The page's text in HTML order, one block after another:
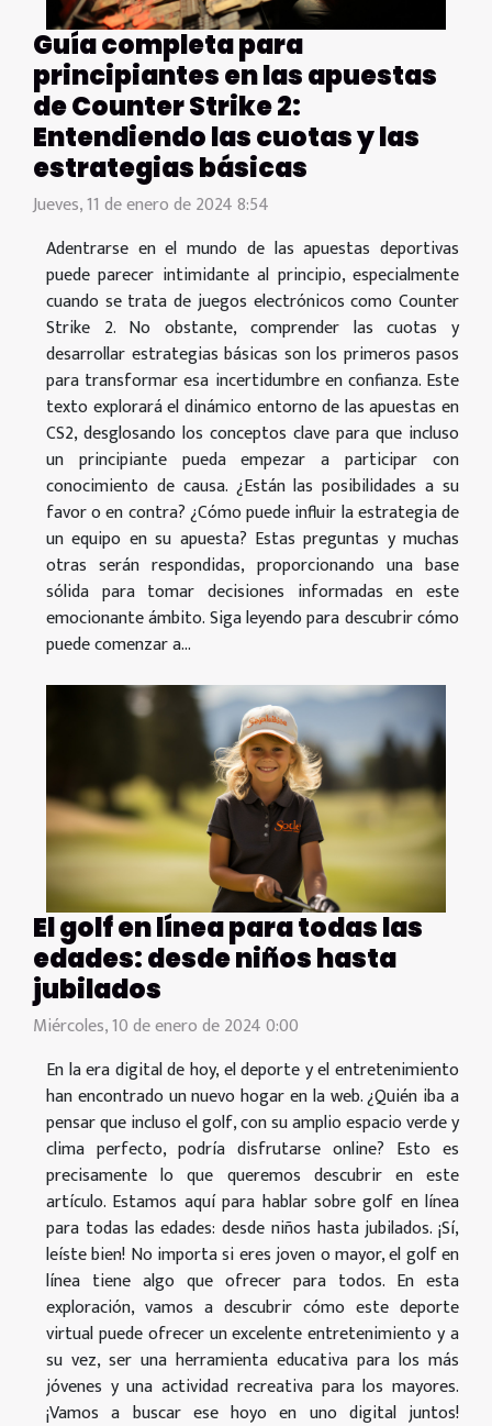
Guía completa para
principiantes en las apuestas
de Counter Strike 2:
Entendiendo las cuotas y las
estrategias básicas
Jueves, 11 de enero de 2024 8:54
Adentrarse en el mundo de las apuestas deportivas
puede parecer intimidante al principio, especialmente
cuando se trata de juegos electrónicos como Counter
Strike 2. No obstante, comprender las cuotas y
desarrollar estrategias básicas son los primeros pasos
para transformar esa incertidumbre en confianza. Este
texto explorará el dinámico entorno de las apuestas en
CS2, desglosando los conceptos clave para que incluso
un principiante pueda empezar a participar con
conocimiento de causa. ¿Están las posibilidades a su
favor o en contra? ¿Cómo puede influir la estrategia de
un equipo en su apuesta? Estas preguntas y muchas
otras serán respondidas, proporcionando una base
sólida para tomar decisiones informadas en este
emocionante ámbito. Siga leyendo para descubrir cómo
puede comenzar a...
El golf en línea para todas las
edades: desde niños hasta
jubilados
Miércoles, 10 de enero de 2024 0:00
En la era digital de hoy, el deporte y el entretenimiento
han encontrado un nuevo hogar en la web. ¿Quién iba a
pensar que incluso el golf, con su amplio espacio verde y
clima perfecto, podría disfrutarse online? Esto es
precisamente lo que queremos descubrir en este
artículo. Estamos aquí para hablar sobre golf en línea
para todas las edades: desde niños hasta jubilados. ¡Sí,
leíste bien! No importa si eres joven o mayor, el golf en
línea tiene algo que ofrecer para todos. En esta
exploración, vamos a descubrir cómo este deporte
virtual puede ofrecer un excelente entretenimiento y a
su vez, ser una herramienta educativa para los más
jóvenes y una actividad recreativa para los mayores.
¡Vamos a buscar ese hoyo en uno digital juntos!